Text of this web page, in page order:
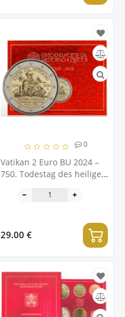
0
Vatikan 2 Euro BU 2024 –
750. Todestag des heiligen
29.00 €